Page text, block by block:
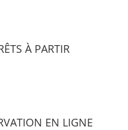
À PARTIR
EN LIGNE